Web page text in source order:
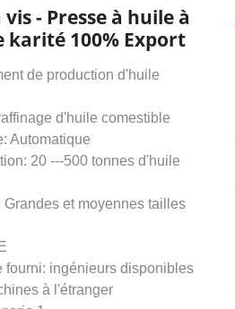
pour obtenir de l'huile de
du coprah, de
de l'huile et de
sont réalisées
- Presse à huile à
karité 100% Export
de production d'huile
d'huile comestible
Automatique
20 ---500 tonnes d'huile
Grandes et moyennes tailles
fourni: ingénieurs disponibles
à l'étranger